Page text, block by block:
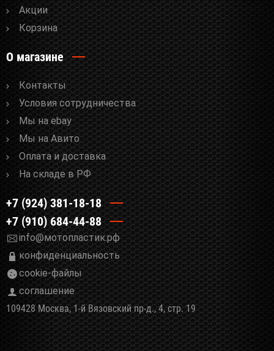
Акции
Корзина
О магазине
Контакты
Условия сотрудничества
Мы на ebay
Мы на Авито
Оплата и доставка
На складе в РФ
+7 (924) 381-18-18
+7 (910) 684-44-88
info@мотопластик.рф
конфиденциальность
cookie-файлы
соглашение
109428 Москва, 1-й Вязовский пр-д., 4, стр. 19